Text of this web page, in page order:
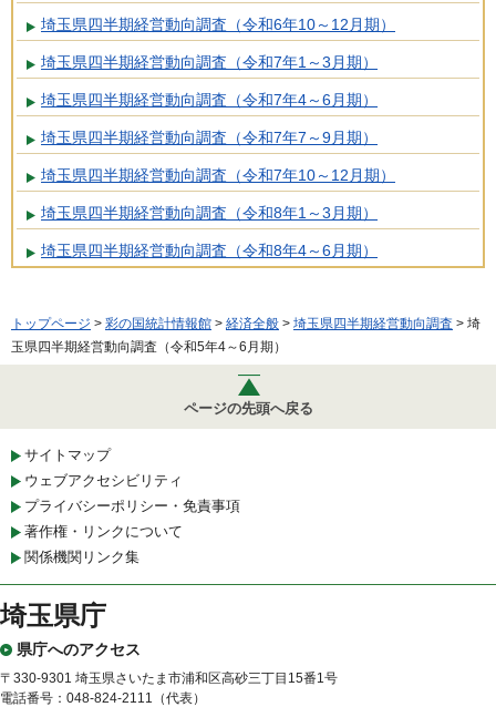
埼玉県四半期経営動向調査（令和6年10～12月期）
埼玉県四半期経営動向調査（令和7年1～3月期）
埼玉県四半期経営動向調査（令和7年4～6月期）
埼玉県四半期経営動向調査（令和7年7～9月期）
埼玉県四半期経営動向調査（令和7年10～12月期）
埼玉県四半期経営動向調査（令和8年1～3月期）
埼玉県四半期経営動向調査（令和8年4～6月期）
トップページ > 彩の国統計情報館 > 経済全般 > 埼玉県四半期経営動向調査 > 埼
玉県四半期経営動向調査（令和5年4～6月期）
ページの先頭へ戻る
サイトマップ
ウェブアクセシビリティ
プライバシーポリシー・免責事項
著作権・リンクについて
関係機関リンク集
埼玉県庁
県庁へのアクセス
〒330-9301 埼玉県さいたま市浦和区高砂三丁目15番1号
電話番号：048-824-2111（代表）